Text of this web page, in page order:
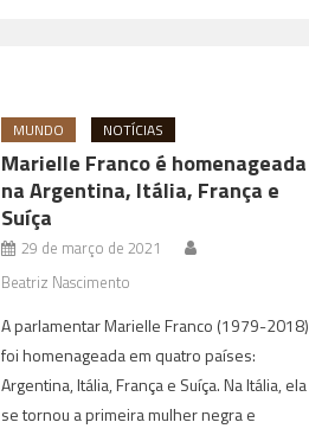
MUNDO NOTÍCIAS
Marielle Franco é homenageada
na Argentina, Itália, França e
Suíça
29 de março de 2021
Beatriz Nascimento
A parlamentar Marielle Franco (1979-2018)
foi homenageada em quatro países:
Argentina, Itália, França e Suíça. Na Itália, ela
se tornou a primeira mulher negra e